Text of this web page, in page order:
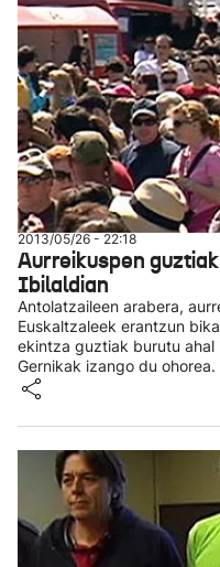
2013/05/26 - 22:18
Aurreikuspen
Ibilaldian
Antolatzaileen arabera,
Euskaltzaleek erantzun
ekintza guztiak burutu
Gernikak izango du ohorea.